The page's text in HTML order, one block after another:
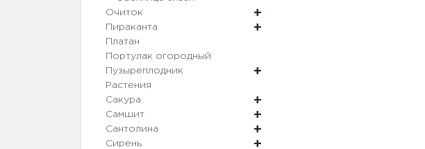
Очиток
Пираканта
Платан
Портулак огородный
Пузыреплодник
Растения
Сакура
Самшит
Сантолина
Сирень